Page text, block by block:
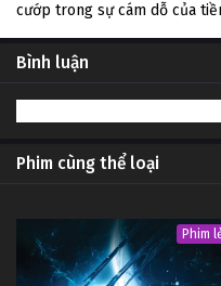
cướp trong sự cám dỗ của
Bình luận
Phim cùng thể loại
Phim